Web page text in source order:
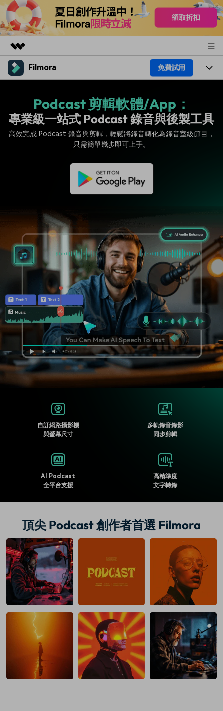
精選產品
總覽
解決方案
關於我們
Filmora 免費試用
平台
功能
AI
影片 / 照片
AI提示詞大全
收錄 100+ 熱門影片提示詞，快
速生成相似風格影片
每邀請一位連結註冊，就能獲得
100 點兌積分
部落格
聯絡我們
我們隨時為您提供協助
案例分享
如何用 Filmora 做出影響力
開啟企業級合作夥伴關係
企業服務
簡單的商業影片解決方案
幫助中心
立即購買 登入
搜尋
Podcast 剪輯軟體/App：
專業級一站式 Podcast 錄音與後製工具
高效完成 Podcast 錄音與剪輯，輕鬆將錄音轉化為錄音室級節目，
只需簡單幾步即可上手。
自訂網路攝影機
與螢幕尺寸
多軌錄音錄影
同步剪輯
AI Podcast
全平台支援
高精準度
文字轉錄
頂尖 Podcast 創作者首選 Filmora